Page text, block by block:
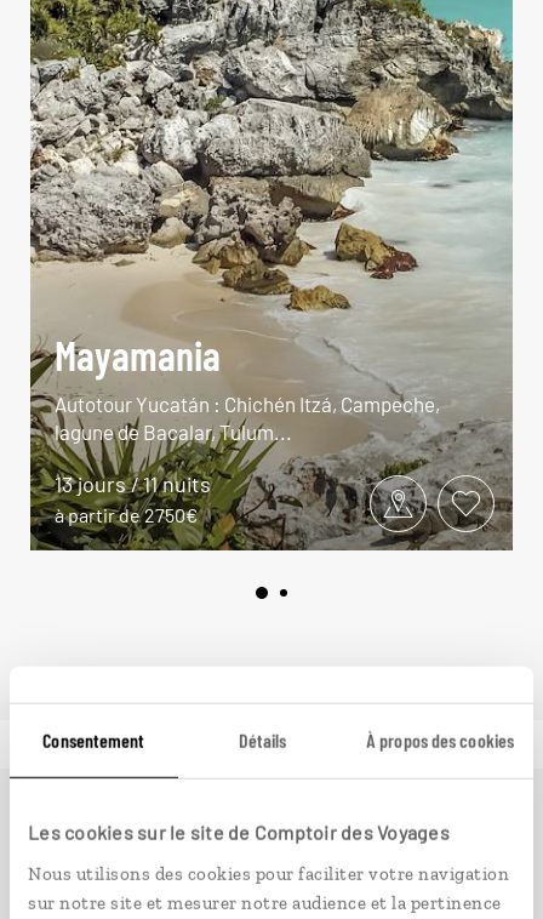
Consentement Détails À propos des cookies
Les cookies sur le site de Comptoir des Voyages
Nous utilisons des cookies pour faciliter votre navigation
sur notre site et mesurer notre audience et la pertinence
Mayamania
Autotour Yucatán : Chichén Itzá, Campeche,
lagune de Bacalar, Tulum...
13 jours / 11 nuits
à partir de 2750€
Ailleursest le magazine web de Comptoir des Voyages.
Conçu pour ceux qui préparent leur voyage et ceux que
passionnent les découvertes et rencontres du bout du